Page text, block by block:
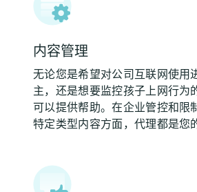
内容管理
无论您是希望对公司互联网使用
主，还是想要监控孩子上网行为
可以提供帮助。在企业管控和限
特定类型内容方面，代理都是您